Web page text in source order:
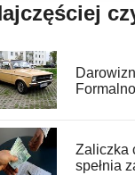
Zaliczka
spełnia